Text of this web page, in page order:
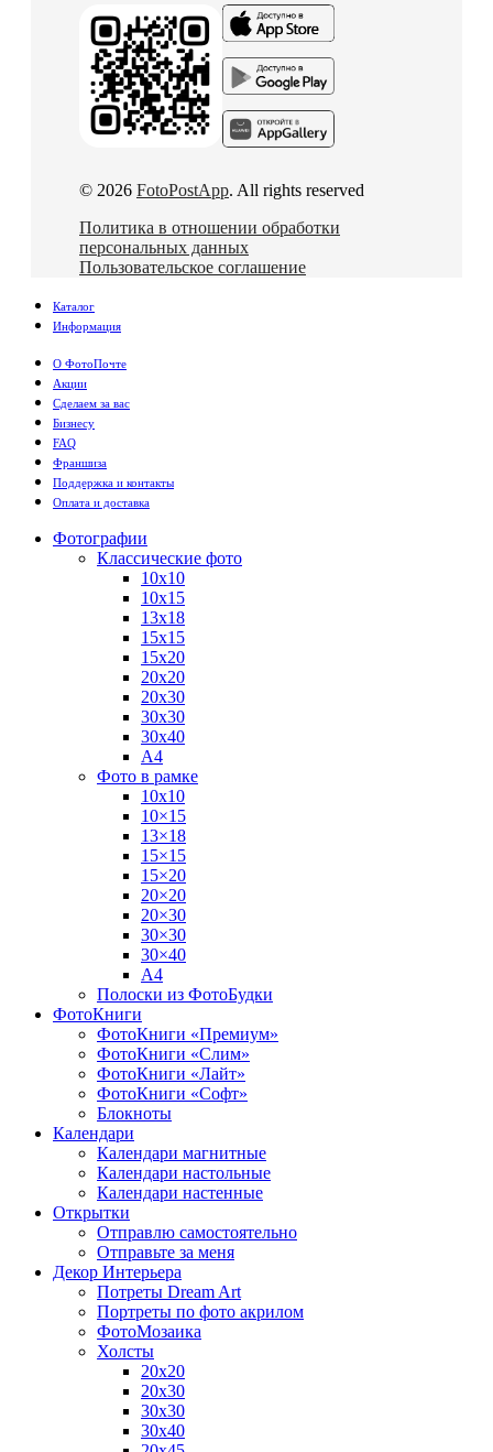
© 2026 FotoPostApp. All rights reserved
Политика в отношении обработки
персональных данных
Пользовательское соглашение
Каталог
Информация
О ФотоПочте
Акции
Сделаем за вас
Бизнесу
FAQ
Франшиза
Поддержка и контакты
Оплата и доставка
Фотографии
Классические фото
10х10
10х15
13х18
15х15
15х20
20х20
20х30
30х30
30х40
А4
Фото в рамке
10х10
10×15
13×18
15×15
15×20
20×20
20×30
30×30
30×40
A4
Полоски из ФотоБудки
ФотоКниги
ФотоКниги «Премиум»
ФотоКниги «Слим»
ФотоКниги «Лайт»
ФотоКниги «Софт»
Блокноты
Календари
Календари магнитные
Календари настольные
Календари настенные
Открытки
Отправлю самостоятельно
Отправьте за меня
Декор Интерьера
Потреты Dream Art
Портреты по фото акрилом
ФотоМозаика
Холсты
20х20
20х30
30х30
30х40